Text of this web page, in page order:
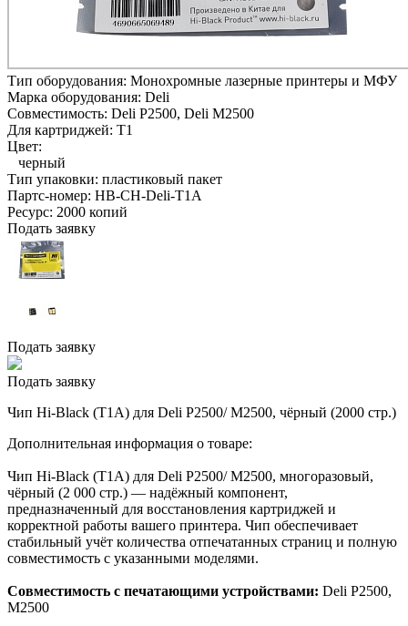
Тип оборудования: Монохромные лазерные принтеры и МФУ
Марка оборудования: Deli
Совместимость: Deli P2500, Deli M2500
Для картриджей: T1
Цвет:
черный
Тип упаковки: пластиковый пакет
Партс-номер: HB-CH-Deli-T1A
Ресурс: 2000 копий
Подать заявку
Подать заявку
Подать заявку
Чип Hi-Black (T1A) для Deli P2500/ M2500, чёрный (2000 стр.)
Дополнительная информация о товаре:
Чип Hi-Black (T1A) для Deli P2500/ M2500, многоразовый,
чёрный (2 000 стр.) — надёжный компонент,
предназначенный для восстановления картриджей и
корректной работы вашего принтера. Чип обеспечивает
стабильный учёт количества отпечатанных страниц и полную
совместимость с указанными моделями.
Совместимость с печатающими устройствами: Deli P2500,
M2500